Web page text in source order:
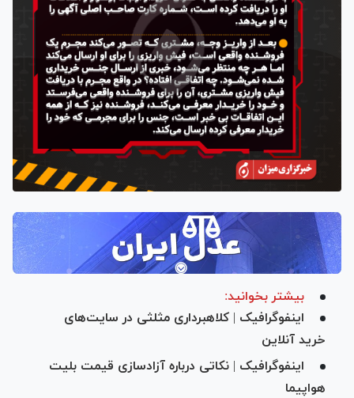
بیشتر بخوانید:
اینفوگرافیک | کلاهبرداری مثلثی در سایت‌های
خرید آنلاین
اینفوگرافیک | نکاتی درباره آزادسازی قیمت بلیت
هواپیما